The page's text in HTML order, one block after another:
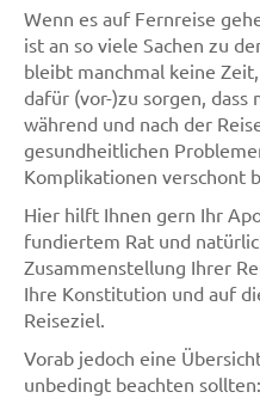
Wenn es auf Fernreise
ist an so viele Sachen zu
bleibt manchmal keine
dafür (vor-)zu sorgen, dass
während und nach der
gesundheitlichen
Komplikationen verschont
Hier hilft Ihnen gern Ihr
fundiertem Rat und
Zusammenstellung Ihrer
Ihre Konstitution und auf
Reiseziel.
Vorab jedoch eine
unbedingt beachten sollten: